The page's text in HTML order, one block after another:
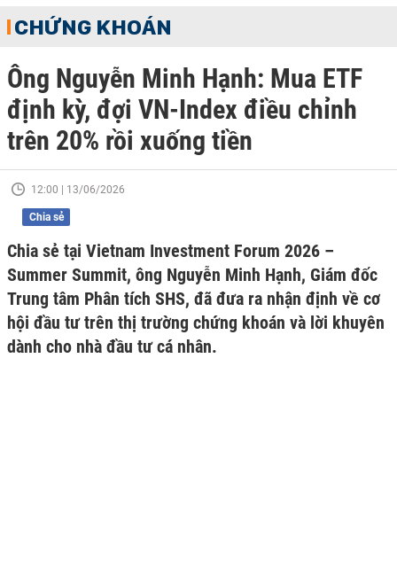
CHỨNG KHOÁN
Ông Nguyễn Minh Hạnh: Mua ETF
định kỳ, đợi VN-Index điều chỉnh
trên 20% rồi xuống tiền
12:00 | 13/06/2026
Chia sẻ
Chia sẻ tại Vietnam Investment Forum 2026 –
Summer Summit, ông Nguyễn Minh Hạnh, Giám đốc
Trung tâm Phân tích SHS, đã đưa ra nhận định về cơ
hội đầu tư trên thị trường chứng khoán và lời khuyên
dành cho nhà đầu tư cá nhân.